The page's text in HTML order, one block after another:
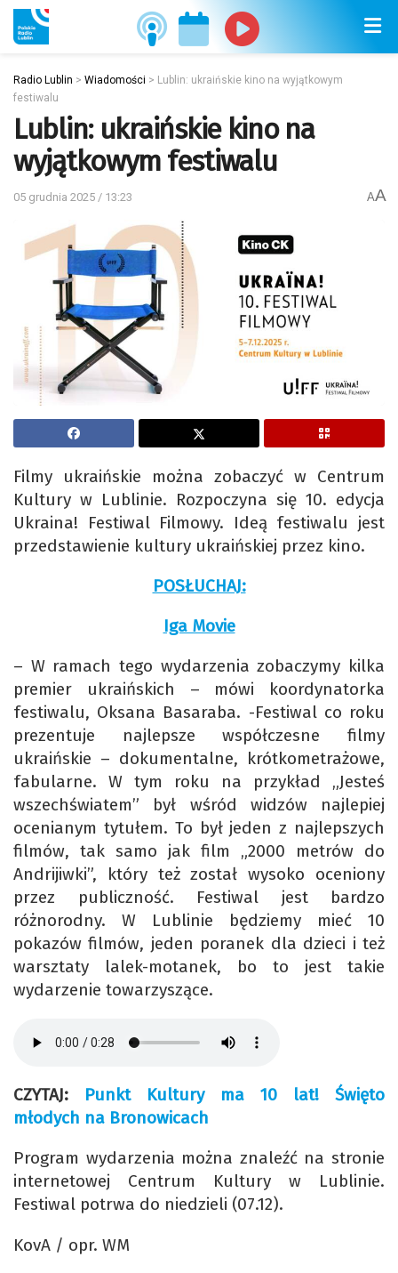
Radio Lublin > Wiadomości > Lublin: ukraińskie kino na wyjątkowym
festiwalu
Lublin: ukraińskie kino na
wyjątkowym festiwalu
05 grudnia 2025 / 13:23 AA
Filmy ukraińskie można zobaczyć w Centrum
Kultury w Lublinie. Rozpoczyna się 10. edycja
Ukraina! Festiwal Filmowy. Ideą festiwalu jest
przedstawienie kultury ukraińskiej przez kino.
POSŁUCHAJ:
Iga Movie
– W ramach tego wydarzenia zobaczymy kilka
premier ukraińskich – mówi koordynatorka
festiwalu, Oksana Basaraba. -Festiwal co roku
prezentuje najlepsze współczesne filmy
ukraińskie – dokumentalne, krótkometrażowe,
fabularne. W tym roku na przykład „Jesteś
wszechświatem” był wśród widzów najlepiej
ocenianym tytułem. To był jeden z najlepszych
filmów, tak samo jak film „2000 metrów do
Andrijiwki”, który też został wysoko oceniony
przez publiczność. Festiwal jest bardzo
różnorodny. W Lublinie będziemy mieć 10
pokazów filmów, jeden poranek dla dzieci i też
warsztaty lalek-motanek, bo to jest takie
wydarzenie towarzyszące.
CZYTAJ: Punkt Kultury ma 10 lat! Święto
młodych na Bronowicach
Program wydarzenia można znaleźć na stronie
internetowej Centrum Kultury w Lublinie.
Festiwal potrwa do niedzieli (07.12).
KovA / opr. WM